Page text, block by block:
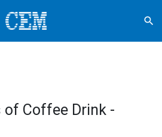
search
of Coffee Drink -